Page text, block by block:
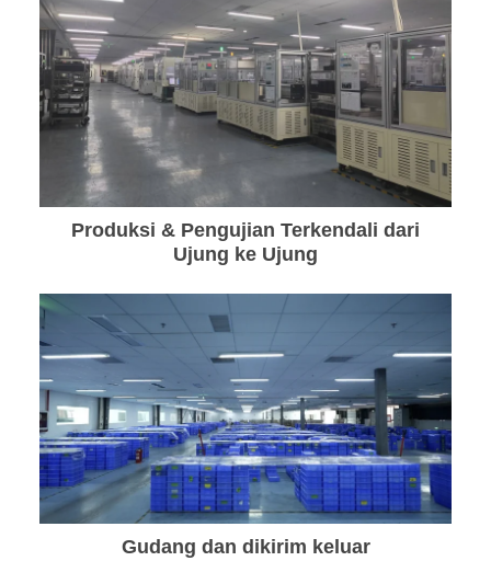
Produksi & Pengujian Terkendali dari
Ujung ke Ujung
Gudang dan dikirim keluar